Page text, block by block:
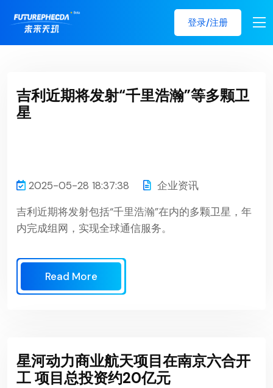
登录/注册
吉利近期将发射“千里浩瀚”等多颗卫
星
2025-05-28 18:37:38
企业资讯
吉利近期将发射包括“千里浩瀚”在内的多颗卫星，年
内完成组网，实现全球通信服务。
Read More
星河动力商业航天项目在南京六合开
工 项目总投资约20亿元